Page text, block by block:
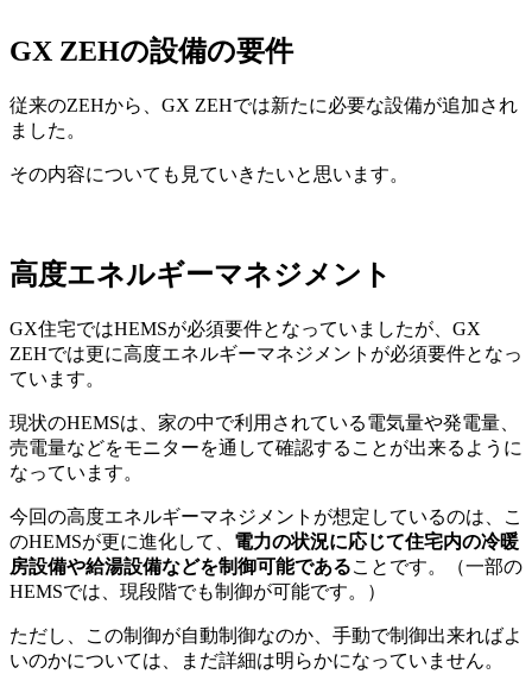
GX ZEHの設備の要件
従来のZEHから、GX ZEHでは新たに必要な設備が追加され
ました。
その内容についても見ていきたいと思います。
高度エネルギーマネジメント
GX住宅ではHEMSが必須要件となっていましたが、GX
ZEHでは更に高度エネルギーマネジメントが必須要件となっ
ています。
現状のHEMSは、家の中で利用されている電気量や発電量、
売電量などをモニターを通して確認することが出来るように
なっています。
今回の高度エネルギーマネジメントが想定しているのは、こ
のHEMSが更に進化して、 電力の状況に応じて住宅内の冷暖
房設備や給湯設備などを制御可能であることです。（一部の
HEMSでは、現段階でも制御が可能です。）
ただし、この制御が自動制御なのか、手動で制御出来ればよ
いのかについては、まだ詳細は明らかになっていません。